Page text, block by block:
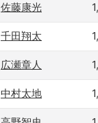
佐藤康光
千田翔太
広瀬章人
中村太地